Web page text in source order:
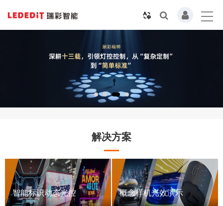
解决方案
智能标识动态光控 概念样机光效演示